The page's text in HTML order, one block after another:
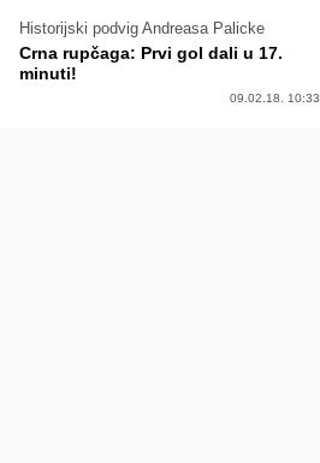
Historijski podvig Andreasa Palicke
Crna rupčaga: Prvi gol dali u 17.
minuti!
09.02.18. 10:33